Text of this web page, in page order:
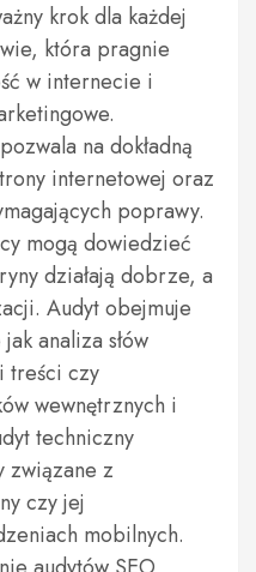
krok dla każdej
która pragnie
w internecie i
na dokładną
internetowej oraz
poprawy.
mogą dowiedzieć
działają dobrze, a
Audyt obejmuje
analiza słów
treści czy
wewnętrznych i
techniczny
związane z
czy jej
mobilnych.